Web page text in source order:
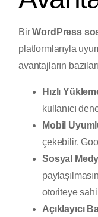
BirWordPress
platformlarıyla
avantajların
Hızlı
kullanıcı
Mobil
çekebilir.
Sosyal
otoriteye
Açıklayıcı